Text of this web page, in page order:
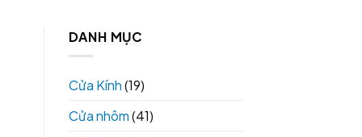
DANH MỤC
Cửa Kính(19)
Cửa nhôm(41)